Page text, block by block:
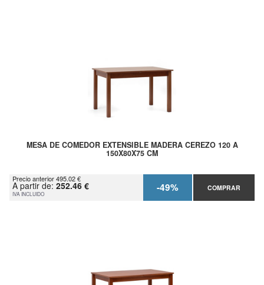
MESA DE COMEDOR EXTENSIBLE MADERA CEREZO 120 A
150X80X75 CM
Precio anterior 495.02 €
A partir de: 252.46 €
IVA INCLUIDO -49% COMPRAR